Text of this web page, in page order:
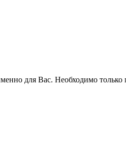
для Вас. Необходимо только